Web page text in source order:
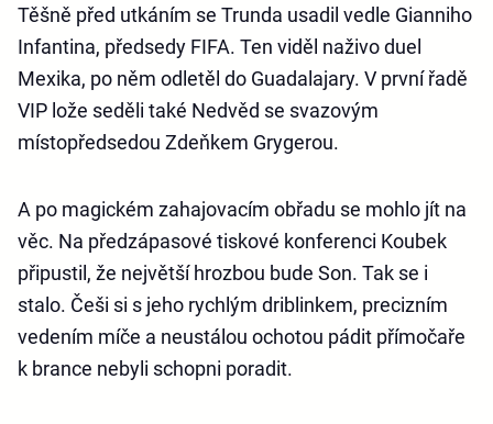
Těšně před utkáním se Trunda usadil vedle Gianniho
Infantina, předsedy FIFA. Ten viděl naživo duel
Mexika, po něm odletěl do Guadalajary. V první řadě
VIP lože seděli také Nedvěd se svazovým
místopředsedou Zdeňkem Grygerou.
A po magickém zahajovacím obřadu se mohlo jít na
věc. Na předzápasové tiskové konferenci Koubek
připustil, že největší hrozbou bude Son. Tak se i
stalo. Češi si s jeho rychlým driblinkem, precizním
vedením míče a neustálou ochotou pádit přímočaře
k brance nebyli schopni poradit.